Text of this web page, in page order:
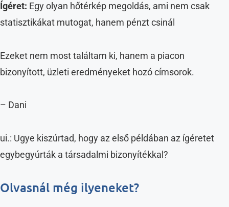
Ígéret: Egy olyan hőtérkép megoldás, ami nem csak
statisztikákat mutogat, hanem pénzt csinál
Ezeket nem most találtam ki, hanem a piacon
bizonyított, üzleti eredményeket hozó címsorok.
– Dani
ui.: Ugye kiszúrtad, hogy az első példában az ígéretet
egybegyúrták a társadalmi bizonyítékkal?
Olvasnál még ilyeneket?